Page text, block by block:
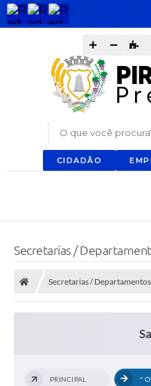
O que você procura?
CIDADÃO
Secretarias /
Secretarias / Departamentos
PRINCIPAL *